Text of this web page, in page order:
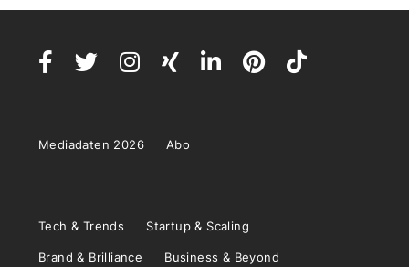
Mediadaten 2026 Abo
Tech & Trends Startup & Scaling
Brand & Brilliance Business & Beyond